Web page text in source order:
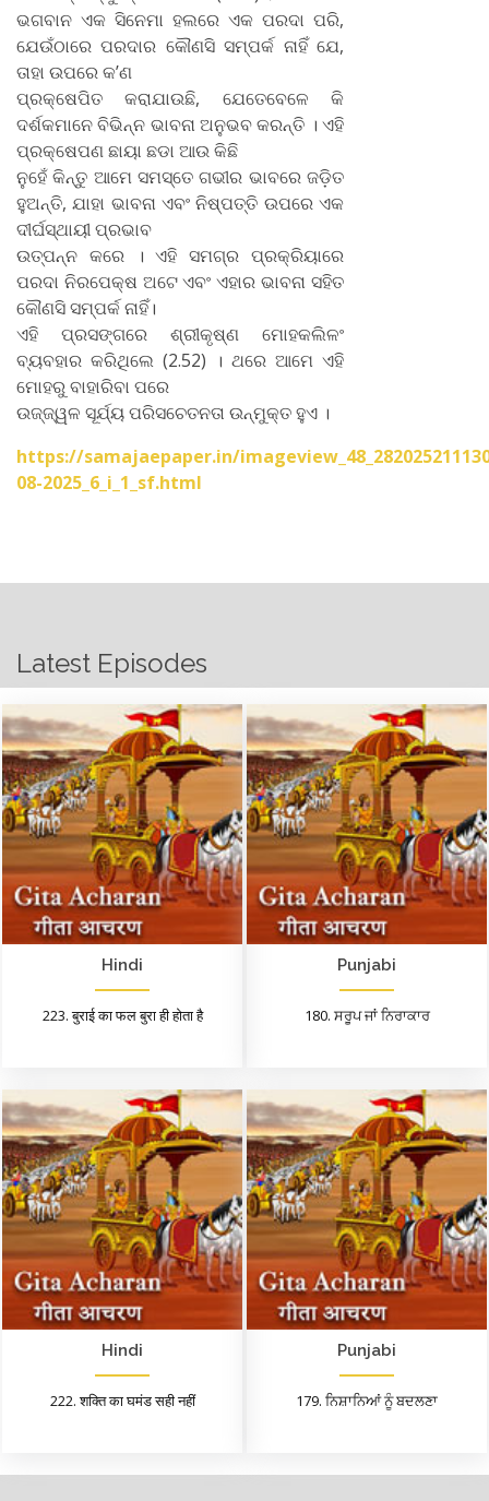
ଭଗବାନ ଏକ ସିନେମା ହଲରେ ଏକ ପରଦା ପରି,
ଯେଉଁଠାରେ ପରଦାର କୌଣସି ସମ୍ପର୍କ ନାହିଁ ଯେ,
ତାହା ଉପରେ କ’ଣ
ପ୍ରକ୍ଷେପିତ କରାଯାଉଛି, ଯେତେବେଳେ କି
ଦର୍ଶକମାନେ ବିଭିନ୍ନ ଭାବନା ଅନୁଭବ କରନ୍ତି । ଏହି
ପ୍ରକ୍ଷେପଣ ଛାୟା ଛଡା ଆଉ କିଛି
ନୁହେଁ କିନ୍ତୁ ଆମେ ସମସ୍ତେ ଗଭୀର ଭାବରେ ଜଡ଼ିତ
ହୁଅନ୍ତି, ଯାହା ଭାବନା ଏବଂ ନିଷ୍ପତ୍ତି ଉପରେ ଏକ
ଦୀର୍ଘସ୍ଥାୟୀ ପ୍ରଭାବ
ଉତ୍ପନ୍ନ କରେ । ଏହି ସମଗ୍ର ପ୍ରକ୍ରିୟାରେ
ପରଦା ନିରପେକ୍ଷ ଅଟେ ଏବଂ ଏହାର ଭାବନା ସହିତ
କୌଣସି ସମ୍ପର୍କ ନାହିଁ।
ଏହି ପ୍ରସଙ୍ଗରେ ଶ୍ରୀକୃଷ୍ଣ ମୋହକଲିଳଂ
ବ୍ୟବହାର କରିଥିଲେ (2.52) । ଥରେ ଆମେ ଏହି
ମୋହରୁ ବାହାରିବା ପରେ
ଉଜ୍ଜ୍ୱଳ ସୂର୍ଯ୍ୟ ପରିସଚେତନତା ଉନ୍ମୁକ୍ତ ହୁଏ ।
https://samajaepaper.in/
08-2025_6_i_1_sf.html
Latest Episodes
Hindi
223. बुराई का फल बुरा ही होता है
Punjabi
180. ਸਰੂਪ ਜਾਂ ਨਿਰਾਕਾਰ
Hindi
222. शक्ति का घमंड सही नहीं
Punjabi
179. ਨਿਸ਼ਾਨਿਆਂ ਨੂੰ ਬਦਲਣਾ